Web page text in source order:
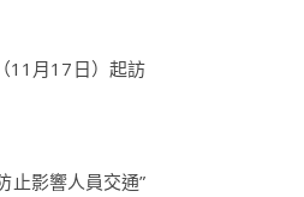
11月17日）起訪
止影響人員交通”